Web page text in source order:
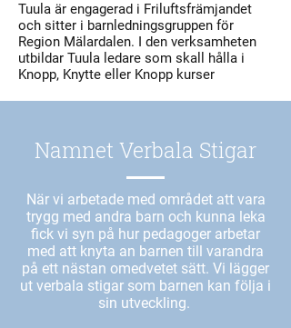
Tuula är engagerad i Friluftsfrämjandet
och sitter i barnledningsgruppen för
Region Mälardalen. I den verksamheten
utbildar Tuula ledare som skall hålla i
Knopp, Knytte eller Knopp kurser
Namnet Verbala Stigar
När vi arbetade med området att vara
trygg med andra barn och kunna leka
fick vi syn på hur pedagoger arbetar
med att knyta an barnen till varandra
på ett nästan omedvetet sätt. Vi lägger
ut verbala stigar som barnen kan följa i
sin utveckling.